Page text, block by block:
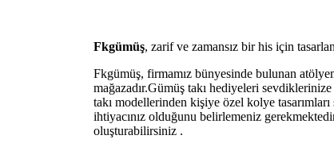
Fkgümüş, zarif ve zamansız bir his için
Fkgümüş, firmamız bünyesinde bulunan
mağazadır.Gümüş takı hediyeleri
takı modellerinden kişiye özel kolye
ihtiyacınız olduğunu belirlemeniz
oluşturabilirsiniz .